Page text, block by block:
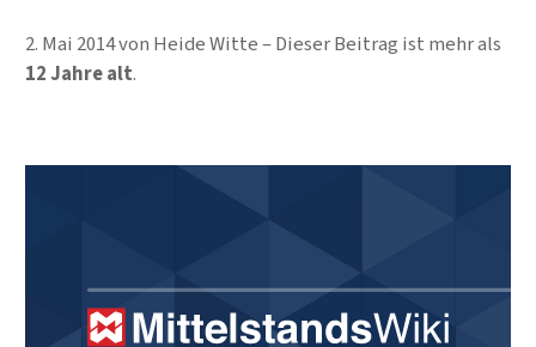
2. Mai 2014von Heide Witte
Dieser Beitrag ist mehr als
12 Jahre alt.